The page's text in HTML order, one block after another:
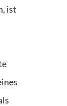
ist